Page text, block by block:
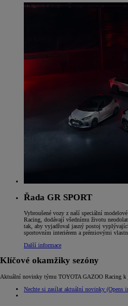
Řada GR SPORT
Vybroušené vozy z naší speciální
Racing, dodávají všednímu životu
tak, aby vyjadřoval jasný postoj
sportovním interiérem a prémiovými
Další informace
Klíčové okamžiky sezóny
Aktuální novinky týmu TOYOTA GAZOO Racing
Nechte si zasílat aktuální novinky (Opens